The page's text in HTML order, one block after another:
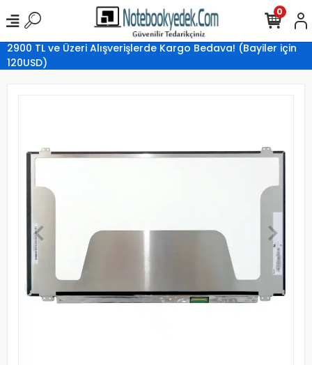
2900 TL ve Üzeri Alışverişlerde Kargo Bedava! (Bayiler için
120USD)
0